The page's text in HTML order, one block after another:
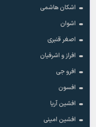
اشکان هاشمی
اشوان
اصغر قنبری
افراز و اشرفیان
افرو جی
افسون
افشین آریا
افشین امینی